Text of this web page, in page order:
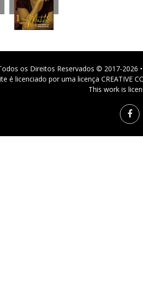
os Direitos Reservados © 2017-2026
é licenciado por uma licença CREATIVE
This work is